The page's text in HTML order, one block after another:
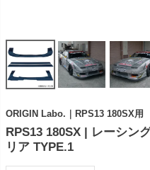
ORIGIN Labo.｜RPS13 180SX用
RPS13 180SX | レーシン
リア TYPE.1